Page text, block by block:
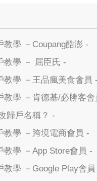
教學 －Coupang酷澎 -
教學 － 屈臣氏 -
教學 －王品瘋美食會員 -
教學 －肯德基/必勝客會
歸戶名稱？ -
教學 －跨境電商會員 -
教學 －App Store會員 -
教學 －Google Play會員